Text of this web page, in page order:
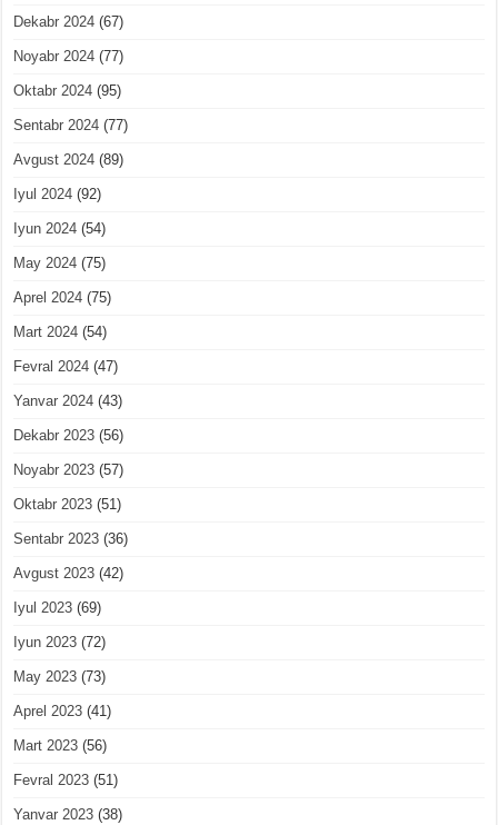
Dekabr 2024 (67)
Noyabr 2024 (77)
Oktabr 2024 (95)
Sentabr 2024 (77)
Avgust 2024 (89)
Iyul 2024 (92)
Iyun 2024 (54)
May 2024 (75)
Aprel 2024 (75)
Mart 2024 (54)
Fevral 2024 (47)
Yanvar 2024 (43)
Dekabr 2023 (56)
Noyabr 2023 (57)
Oktabr 2023 (51)
Sentabr 2023 (36)
Avgust 2023 (42)
Iyul 2023 (69)
Iyun 2023 (72)
May 2023 (73)
Aprel 2023 (41)
Mart 2023 (56)
Fevral 2023 (51)
Yanvar 2023 (38)